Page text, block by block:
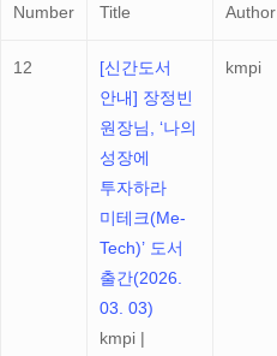
Number Title Author
12
[신간도서
안내] 장정빈
원장님, ‘나의
성장에
투자하라
미테크(Me-
Tech)’ 도서
출간(2026.
03. 03)
kmpi |
kmpi